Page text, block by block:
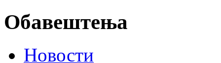
Обавештења
Новости